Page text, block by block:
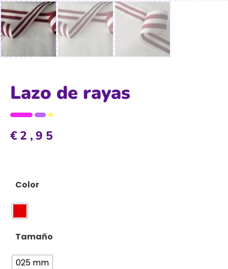
Lazo de rayas
€2,95
Color
Tamaño
025 mm